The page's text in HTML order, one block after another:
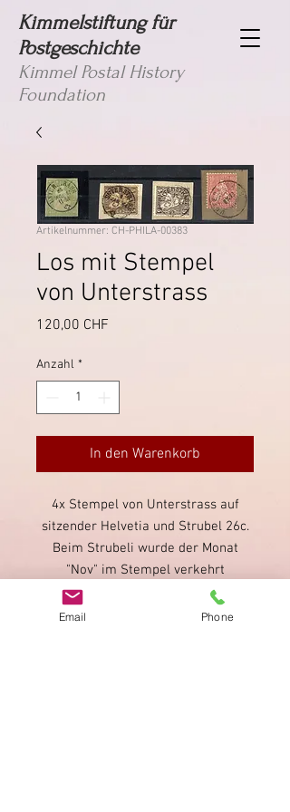
Kimmelstiftung für
Postgeschichte
Kimmel Postal History
Foundation
Artikelnummer: CH-PHILA-00383
Los mit Stempel
von Unterstrass
120,00 CHF
Anzahl *
In den Warenkorb
4x Stempel von Unterstrass auf
sitzender Helvetia und Strubel 26c.
Beim Strubeli wurde der Monat
"Nov" im Stempel verkehrt
eingesetzt. Mehrheitlich sauber
gestempelt, guter Zustand.
Email Phone